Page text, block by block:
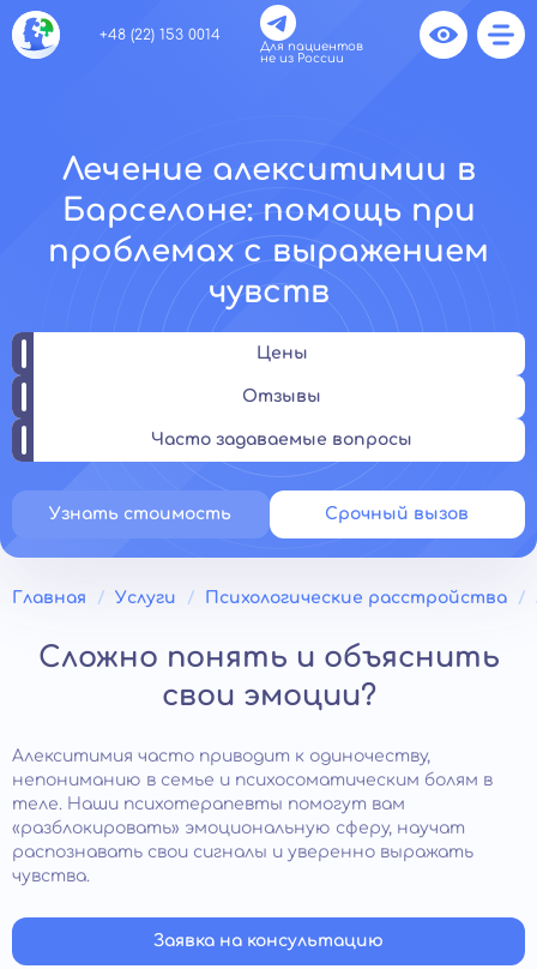
+48 (22) 153 0014
Для пациентов
не из России
Лечение алекситимии в
Барселоне: помощь при
проблемах с выражением
чувств
Цены
Отзывы
Часто задаваемые вопросы
Узнать стоимость Срочный вызов
Главная Услуги Психологические расстройства
Сложно понять и объяснить
свои эмоции?
Алекситимия часто приводит к одиночеству,
непониманию в семье и психосоматическим болям в
теле. Наши психотерапевты помогут вам
«разблокировать» эмоциональную сферу, научат
распознавать свои сигналы и уверенно выражать
чувства.
Заявка на консультацию